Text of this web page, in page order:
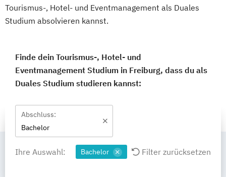
Tourismus-, Hotel- und Eventmanagement als Duales
Studium absolvieren kannst.
Finde dein Tourismus-, Hotel- und
Eventmanagement Studium in Freiburg, dass du als
Duales Studium studieren kannst:
Abschluss:
Bachelor
Ihre Auswahl: Bachelor Filter zurücksetzen